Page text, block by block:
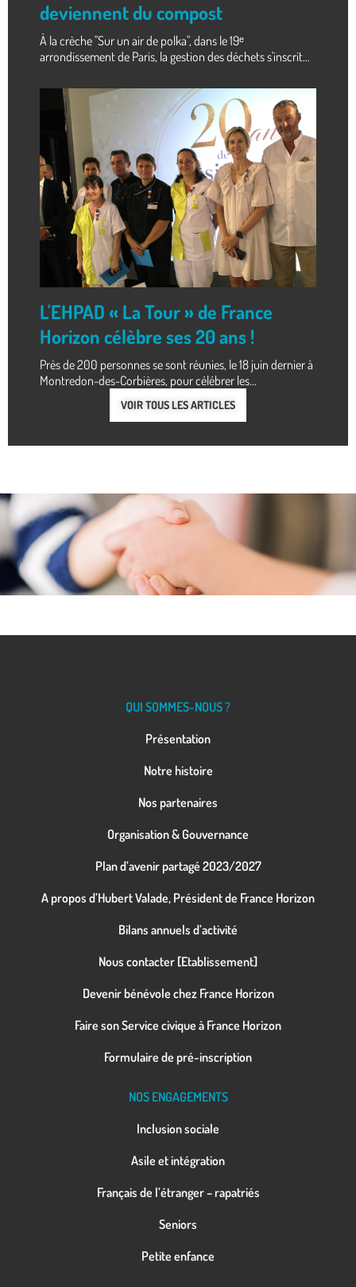
deviennent du compost
À la crèche "Sur un air de polka", dans le 19ᵉ
arrondissement de Paris, la gestion des déchets s'inscrit...
L'EHPAD « La Tour » de France
Horizon célèbre ses 20 ans !
Près de 200 personnes se sont réunies, le 18 juin dernier à
Montredon-des-Corbières, pour célébrer les...
VOIR TOUS LES ARTICLES
QUI SOMMES-NOUS ?
Présentation
Notre histoire
Nos partenaires
Organisation & Gouvernance
Plan d’avenir partagé 2023/2027
A propos d’Hubert Valade, Président de France Horizon
Bilans annuels d’activité
Nous contacter [Etablissement]
Devenir bénévole chez France Horizon
Faire son Service civique à France Horizon
Formulaire de pré-inscription
NOS ENGAGEMENTS
Inclusion sociale
Asile et intégration
Français de l’étranger – rapatriés
Seniors
Petite enfance